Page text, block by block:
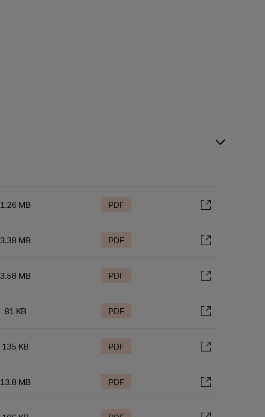
1.26 MB PDF
3.38 MB PDF
3.58 MB PDF
81 KB PDF
135 KB PDF
13.8 MB PDF